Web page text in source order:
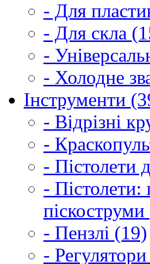
- Для
- Для скла
-
- Холодне
Інструменти
- Відрізні
-
- Пістолети
- Пістолети:
- Пензлі (19)
-